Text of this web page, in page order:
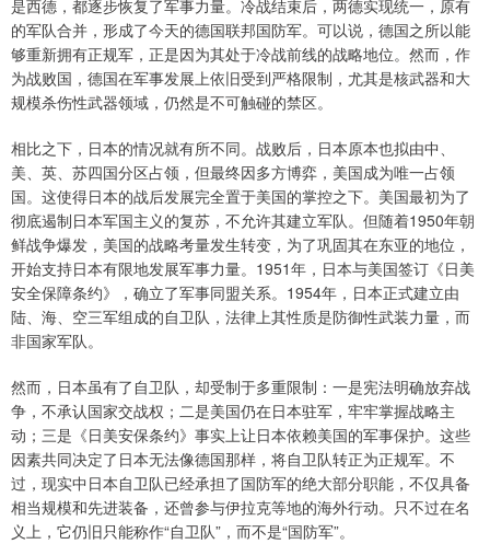
是西德，都逐步恢复了军事力量。冷战结束后，两德实现统一，原有
的军队合并，形成了今天的德国联邦国防军。可以说，德国之所以能
够重新拥有正规军，正是因为其处于冷战前线的战略地位。然而，作
为战败国，德国在军事发展上依旧受到严格限制，尤其是核武器和大
规模杀伤性武器领域，仍然是不可触碰的禁区。
相比之下，日本的情况就有所不同。战败后，日本原本也拟由中、
美、英、苏四国分区占领，但最终因多方博弈，美国成为唯一占领
国。这使得日本的战后发展完全置于美国的掌控之下。美国最初为了
彻底遏制日本军国主义的复苏，不允许其建立军队。但随着1950年朝
鲜战争爆发，美国的战略考量发生转变，为了巩固其在东亚的地位，
开始支持日本有限地发展军事力量。1951年，日本与美国签订《日美
安全保障条约》，确立了军事同盟关系。1954年，日本正式建立由
陆、海、空三军组成的自卫队，法律上其性质是防御性武装力量，而
非国家军队。
然而，日本虽有了自卫队，却受制于多重限制：一是宪法明确放弃战
争，不承认国家交战权；二是美国仍在日本驻军，牢牢掌握战略主
动；三是《日美安保条约》事实上让日本依赖美国的军事保护。这些
因素共同决定了日本无法像德国那样，将自卫队转正为正规军。不
过，现实中日本自卫队已经承担了国防军的绝大部分职能，不仅具备
相当规模和先进装备，还曾参与伊拉克等地的海外行动。只不过在名
义上，它仍旧只能称作“自卫队”，而不是“国防军”。